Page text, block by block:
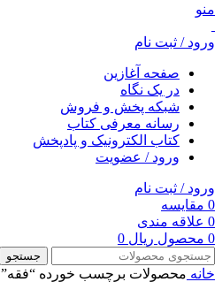
منو
ورود / ثبت نام
صفحه آغازین
در یک نگاه
شبکه پخش و فروش
رسانه معرفی کتاب
کتاب الکترونیک و پادپخش
ورود / عضویت
ورود / ثبت نام
0 مقایسه
0 علاقه مندی
0 محصول ریال
جستجو
خانه محصولات برچسب خورده “فقه”